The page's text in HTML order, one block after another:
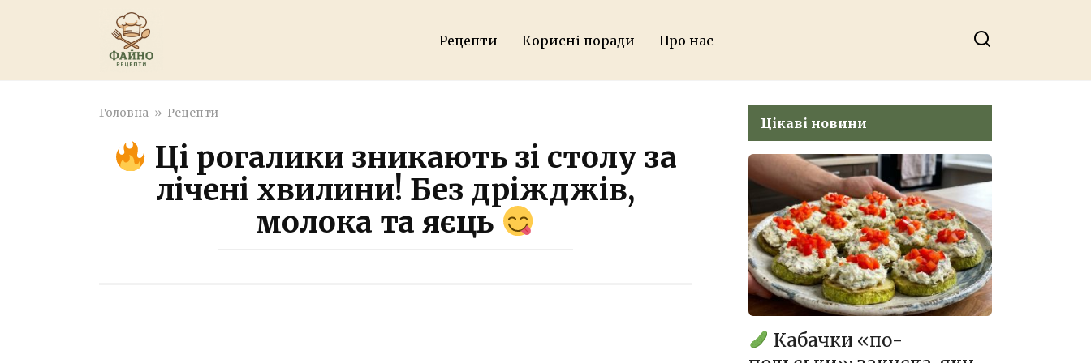
Рецепти Корисні поради Про нас
Головна » Рецепти
Ці рогалики зникають зі столу за
лічені хвилини! Без дріжджів,
молока та яєць
Цікаві новини
Кабачки «по-